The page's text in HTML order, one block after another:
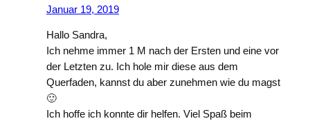
Januar 19, 2019
Hallo Sandra,
Ich nehme immer 1 M nach der Ersten und eine vor
der Letzten zu. Ich hole mir diese aus dem
Querfaden, kannst du aber zunehmen wie du magst
🙂
Ich hoffe ich konnte dir helfen. Viel Spaß beim